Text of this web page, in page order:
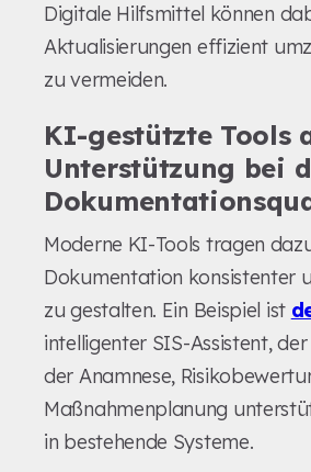
Digitale Hilfsmittel können
Aktualisierungen effizient
zu vermeiden.
KI-gestützte Tools
Unterstützung bei
Moderne KI-Tools tragen
Dokumentation konsistenter
zu gestalten. Ein Beispiel ist
intelligenter SIS-Assistent,
der Anamnese,
Maßnahmenplanung
in bestehende Systeme.